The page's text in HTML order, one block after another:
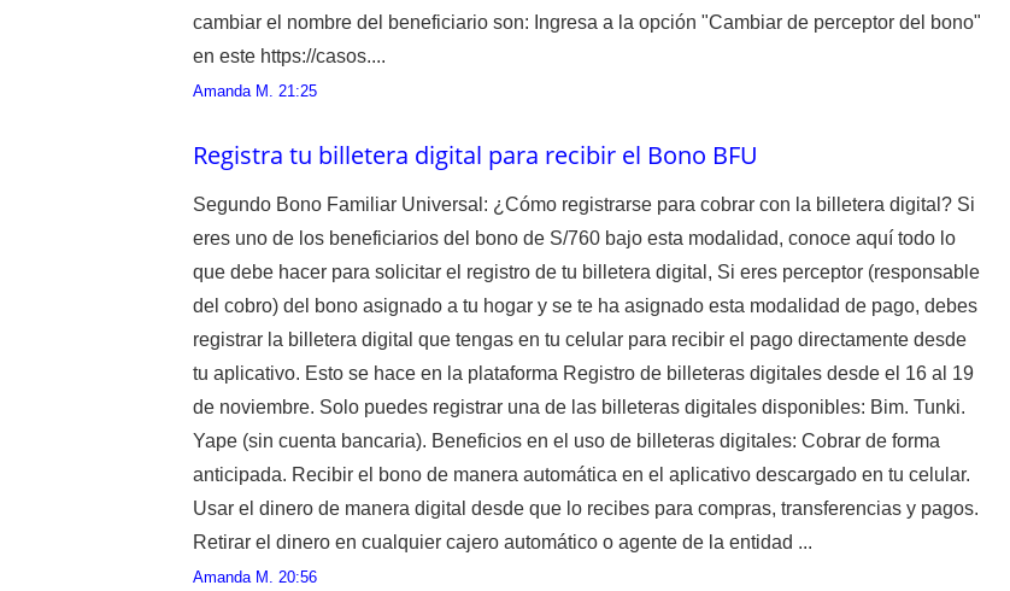
cambiar el nombre del beneficiario son: Ingresa a la opción "Cambiar de perceptor del bono"
en este https://casos....
Amanda M. 21:25
Registra tu billetera digital para recibir el Bono BFU
Segundo Bono Familiar Universal: ¿Cómo registrarse para cobrar con la billetera digital? Si
eres uno de los beneficiarios del bono de S/760 bajo esta modalidad, conoce aquí todo lo
que debe hacer para solicitar el registro de tu billetera digital, Si eres perceptor (responsable
del cobro) del bono asignado a tu hogar y se te ha asignado esta modalidad de pago, debes
registrar la billetera digital que tengas en tu celular para recibir el pago directamente desde
tu aplicativo. Esto se hace en la plataforma Registro de billeteras digitales desde el 16 al 19
de noviembre. Solo puedes registrar una de las billeteras digitales disponibles: Bim. Tunki.
Yape (sin cuenta bancaria). Beneficios en el uso de billeteras digitales: Cobrar de forma
anticipada. Recibir el bono de manera automática en el aplicativo descargado en tu celular.
Usar el dinero de manera digital desde que lo recibes para compras, transferencias y pagos.
Retirar el dinero en cualquier cajero automático o agente de la entidad ...
Amanda M. 20:56